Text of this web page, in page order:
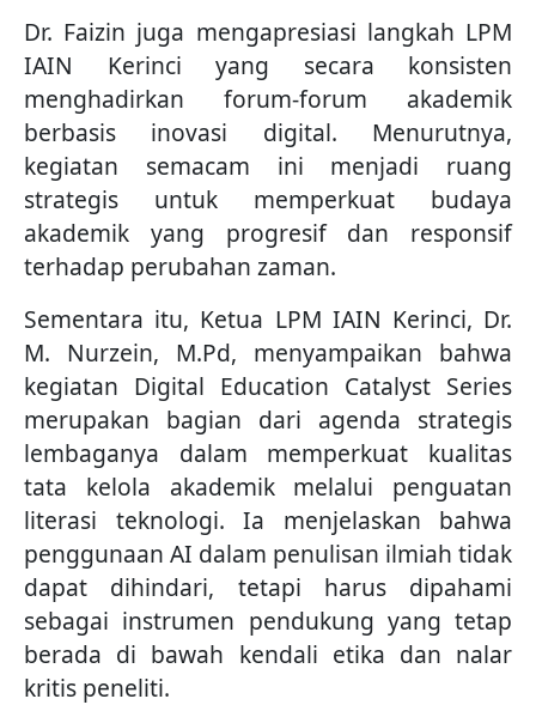
Dr. Faizin juga mengapresiasi langkah LPM
IAIN Kerinci yang secara konsisten
menghadirkan forum-forum akademik
berbasis inovasi digital. Menurutnya,
kegiatan semacam ini menjadi ruang
strategis untuk memperkuat budaya
akademik yang progresif dan responsif
terhadap perubahan zaman.
Sementara itu, Ketua LPM IAIN Kerinci, Dr.
M. Nurzein, M.Pd, menyampaikan bahwa
kegiatan Digital Education Catalyst Series
merupakan bagian dari agenda strategis
lembaganya dalam memperkuat kualitas
tata kelola akademik melalui penguatan
literasi teknologi. Ia menjelaskan bahwa
penggunaan AI dalam penulisan ilmiah tidak
dapat dihindari, tetapi harus dipahami
sebagai instrumen pendukung yang tetap
berada di bawah kendali etika dan nalar
kritis peneliti.